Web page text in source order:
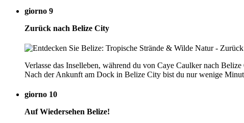
giorno 9
Zurück nach Belize City
Verlasse das Inselleben, während du von Caye Caulker nach
Nach der Ankunft am Dock in Belize City bist du nur wenige
giorno 10
Auf Wiedersehen Belize!